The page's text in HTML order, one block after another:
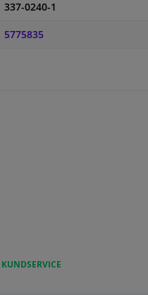
337-0240-1
5775835
KUNDSERVICE